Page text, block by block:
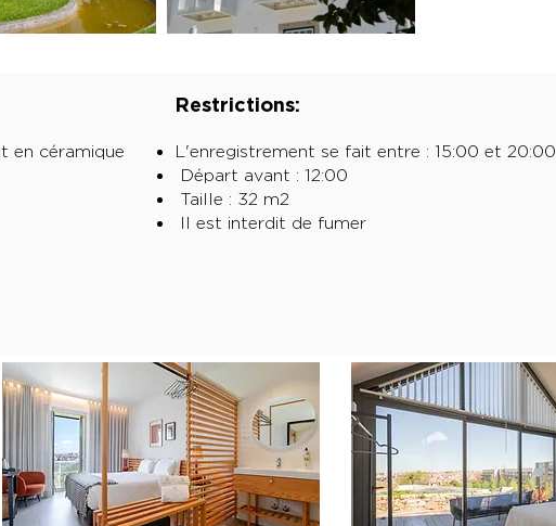
en céramique
Restrictions:
L'enregistrement se fait entre : 15:00 et 20:00
Départ avant : 12:00
Taille : 32 m2
Il est interdit de fumer